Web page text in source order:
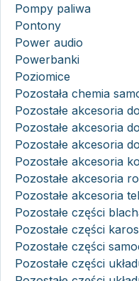
Pompy paliwa
Pontony
Power audio
Powerbanki
Poziomice
Pozostała chemia
Pozostałe akcesoria
Pozostałe akcesoria
Pozostałe akcesoria
Pozostałe akcesoria
Pozostałe akcesoria
Pozostałe akcesoria
Pozostałe części
Pozostałe części
Pozostałe części
Pozostałe części